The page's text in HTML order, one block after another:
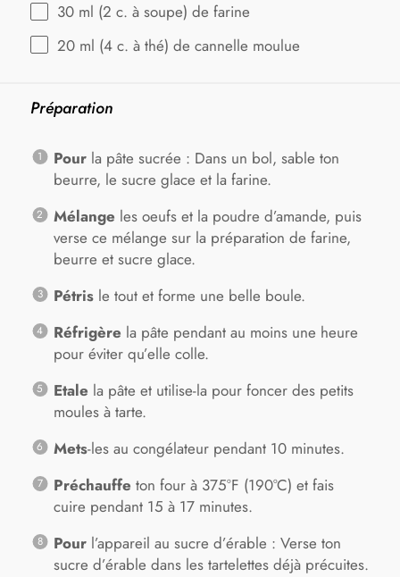
30 ml (2 c. à soupe) de farine
20 ml (4 c. à thé) de cannelle moulue
Préparation
Pourla pâte sucrée : Dans un bol, sable ton
beurre, le sucre glace et la farine.
Mélange les oeufs et la poudre d’amande, puis
verse ce mélange sur la préparation de farine,
beurre et sucre glace.
Pétrisle tout et forme une belle boule.
Réfrigère la pâte pendant au moins une heure
pour éviter qu’elle colle.
Etale la pâte et utilise-la pour foncer des petits
moules à tarte.
Mets-les au congélateur pendant 10 minutes.
Préchauffe ton four à 375°F (190°C) et fais
cuire pendant 15 à 17 minutes.
Pourl’appareil au sucre d’érable : Verse ton
sucre d’érable dans les tartelettes déjà précuites.